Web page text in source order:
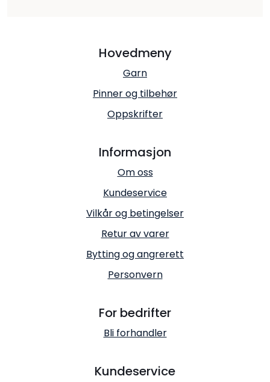
Hovedmeny
Garn
Pinner og tilbehør
Oppskrifter
Informasjon
Om oss
Kundeservice
Vilkår og betingelser
Retur av varer
Bytting og angrerett
Personvern
For bedrifter
Bli forhandler
Kundeservice